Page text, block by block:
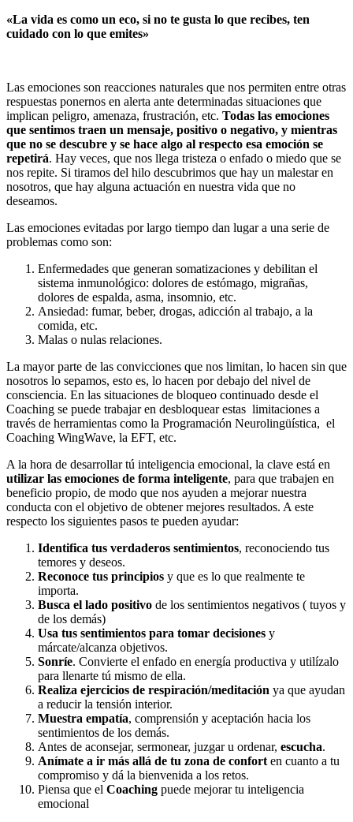
«La vida es como un eco, si no te gusta lo que recibes, ten
cuidado con lo que emites»
Las emociones son reacciones naturales que nos permiten entre otras
respuestas ponernos en alerta ante determinadas situaciones que
implican peligro, amenaza, frustración, etc. Todas las emociones
que sentimos traen un mensaje, positivo o negativo, y mientras
que no se descubre y se hace algo al respecto esa emoción se
repetirá. Hay veces, que nos llega tristeza o enfado o miedo que se
nos repite. Si tiramos del hilo descubrimos que hay un malestar en
nosotros, que hay alguna actuación en nuestra vida que no
deseamos.
Las emociones evitadas por largo tiempo dan lugar a una serie de
problemas como son:
Enfermedades que generan somatizaciones y debilitan el
sistema inmunológico: dolores de estómago, migrañas,
dolores de espalda, asma, insomnio, etc.
Ansiedad: fumar, beber, drogas, adicción al trabajo, a la
comida, etc.
Malas o nulas relaciones.
La mayor parte de las convicciones que nos limitan, lo hacen sin que
nosotros lo sepamos, esto es, lo hacen por debajo del nivel de
consciencia. En las situaciones de bloqueo continuado desde el
Coaching se puede trabajar en desbloquear estas limitaciones a
través de herramientas como la Programación Neurolingüística, el
Coaching WingWave, la EFT, etc.
A la hora de desarrollar tú inteligencia emocional, la clave está en
utilizar las emociones de forma inteligente, para que trabajen en
beneficio propio, de modo que nos ayuden a mejorar nuestra
conducta con el objetivo de obtener mejores resultados. A este
respecto los siguientes pasos te pueden ayudar:
Identifica tus verdaderos sentimientos, reconociendo tus
temores y deseos.
Reconoce tus principios y que es lo que realmente te
importa.
Busca el lado positivo de los sentimientos negativos ( tuyos y
de los demás)
Usa tus sentimientos para tomar decisiones y
márcate/alcanza objetivos.
Sonríe. Convierte el enfado en energía productiva y utilízalo
para llenarte tú mismo de ella.
Realiza ejercicios de respiración/meditación ya que ayudan
a reducir la tensión interior.
Muestra empatía, comprensión y aceptación hacia los
sentimientos de los demás.
Antes de aconsejar, sermonear, juzgar u ordenar, escucha.
Anímate a ir más allá de tu zona de confort en cuanto a tu
compromiso y dá la bienvenida a los retos.
Piensa que el Coaching puede mejorar tu inteligencia
emocional